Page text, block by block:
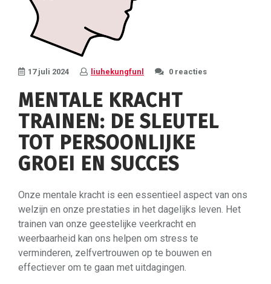
17 juli 2024 liuhekungfunl 0 reacties
MENTALE KRACHT
TRAINEN: DE SLEUTEL
TOT PERSOONLIJKE
GROEI EN SUCCES
Onze mentale kracht is een essentieel aspect van ons
welzijn en onze prestaties in het dagelijks leven. Het
trainen van onze geestelijke veerkracht en
weerbaarheid kan ons helpen om stress te
verminderen, zelfvertrouwen op te bouwen en
effectiever om te gaan met uitdagingen.